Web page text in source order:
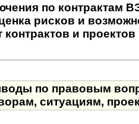
по контрактам
рисков и
контрактов и
по правовым
ситуациям,